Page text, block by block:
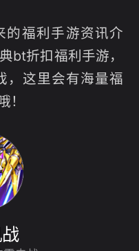
的福利手游资讯介
bt折扣福利手游，
，这里会有海量福
！